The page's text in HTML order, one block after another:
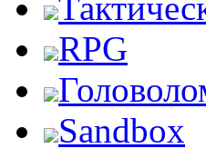
RPG
Sandbox